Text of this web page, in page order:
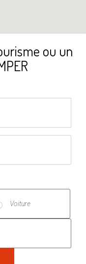
ou un